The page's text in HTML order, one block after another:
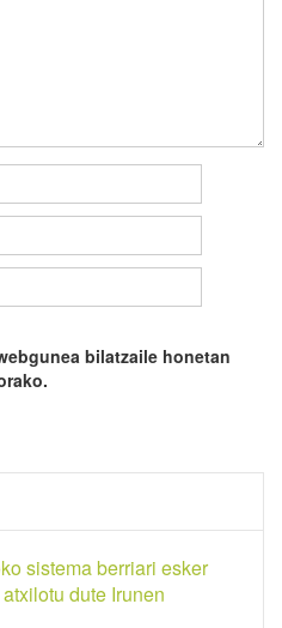
bilatzaile honetan
sistema berriari esker
dute Irunen